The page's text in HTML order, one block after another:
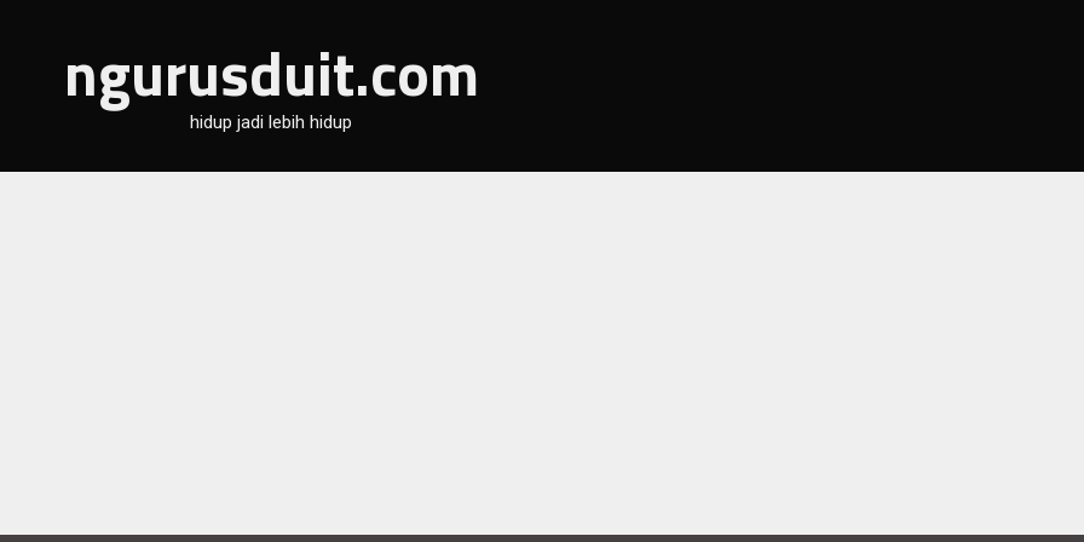
ngurusduit.com
hidup jadi lebih hidup